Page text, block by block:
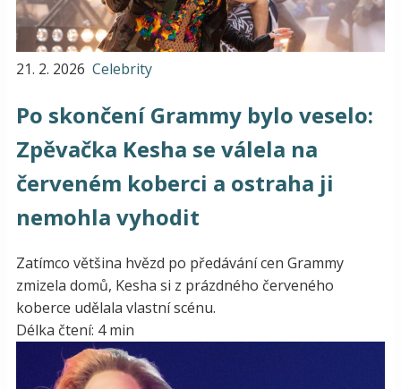
21. 2. 2026 Celebrity
Po skončení Grammy bylo veselo:
Zpěvačka Kesha se válela na
červeném koberci a ostraha ji
nemohla vyhodit
Zatímco většina hvězd po předávání cen Grammy
zmizela domů, Kesha si z prázdného červeného
koberce udělala vlastní scénu.
Délka čtení: 4 min